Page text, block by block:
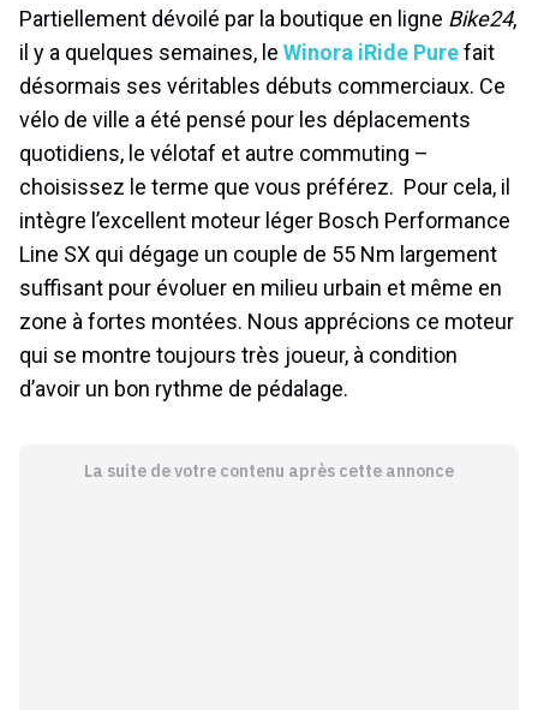
Partiellement dévoilé par la boutique en ligne Bike24,
il y a quelques semaines, le Winora iRide Purefait
désormais ses véritables débuts commerciaux. Ce
vélo de ville a été pensé pour les déplacements
quotidiens, le vélotaf et autre commuting –
choisissez le terme que vous préférez. Pour cela, il
intègre l’excellent moteur léger Bosch Performance
Line SX qui dégage un couple de 55 Nm largement
suffisant pour évoluer en milieu urbain et même en
zone à fortes montées. Nous apprécions ce moteur
qui se montre toujours très joueur, à condition
d’avoir un bon rythme de pédalage.
La suite de votre contenu après cette annonce